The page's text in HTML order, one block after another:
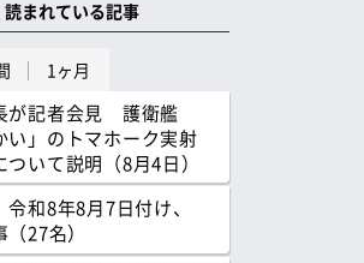
読まれている記事
1ヶ月
が記者会見 護衛艦
い」のトマホーク実射
いて説明（8月4日）
和8年8月7日付け、
27名）